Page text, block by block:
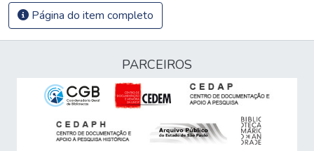
Página do item completo
PARCEIROS